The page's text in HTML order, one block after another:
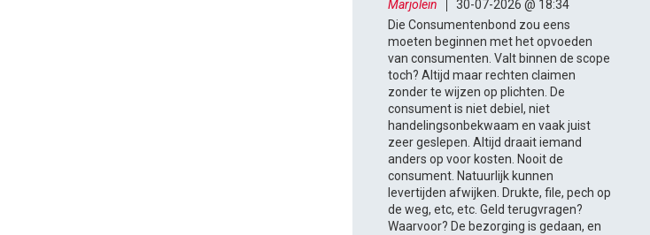
Marjolein
30-07-2026 @ 18:34
Die Consumentenbond zou eens
moeten beginnen met het opvoeden
van consumenten. Valt binnen de scope
toch? Altijd maar rechten claimen
zonder te wijzen op plichten. De
consument is niet debiel, niet
handelingsonbekwaam en vaak juist
zeer geslepen. Altijd draait iemand
anders op voor kosten. Nooit de
consument. Natuurlijk kunnen
levertijden afwijken. Drukte, file, pech op
de weg, etc, etc. Geld terugvragen?
Waarvoor? De bezorging is gedaan, en